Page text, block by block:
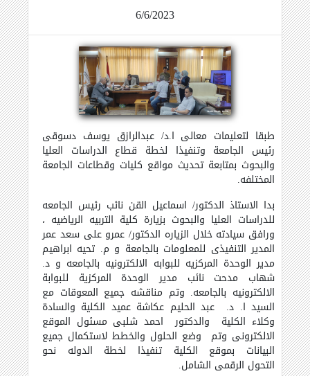
6/6/2023
طبقا لتعليمات معالى ا.د/ عبدالرازق يوسف دسوقى
رئيس الجامعة وتنفيذا لخطة قطاع الدراسات العليا
والبحوث بمتابعة تحديث مواقع كليات وقطاعات الجامعة
المختلفه.
بدا الاستاذ الدكتور/ اسماعيل القن نائب رئيس الجامعه
للدراسات العليا والبحوث بزيارة كلية التربيه الرياضيه ،
ورافق سيادته خلال الزياره الدكتور/ عمرو على سعد عمر
المدير التنفيذى للمعلومات بالجامعة و م. تحيه ابراهيم
مدير الوحدة المركزيه للبوابه الالكترونيه بالجامعه و د.
شهاب مدحت نائب مدير الوحدة المركزية للبوابة
الالكترونيه بالجامعه. وتم مناقشه جميع المعوقات مع
السيد ا. د. عبد الحليم عكاشة عميد الكلية والسادة
وكلاء الكلية والدكتور احمد شلبى مسئول الموقع
الالكترونى وتم وضع الحلول والخطط لاستكمال جميع
البيانات بموقع الكلية تنفيذا لخطة الدوله نحو
التحول الرقمى الشامل.